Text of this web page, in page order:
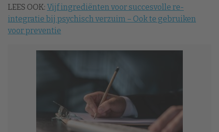
LEES OOK: Vijf ingrediënten voor succesvolle re-
integratie bij psychisch verzuim – Ook te gebruiken
voor preventie